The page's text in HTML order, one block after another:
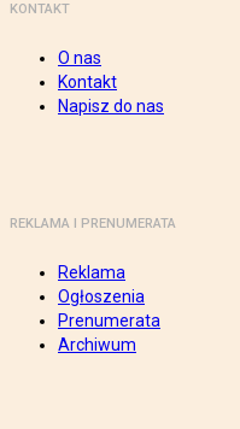
KONTAKT
O nas
Kontakt
Napisz do nas
REKLAMA I PRENUMERATA
Reklama
Ogłoszenia
Prenumerata
Archiwum